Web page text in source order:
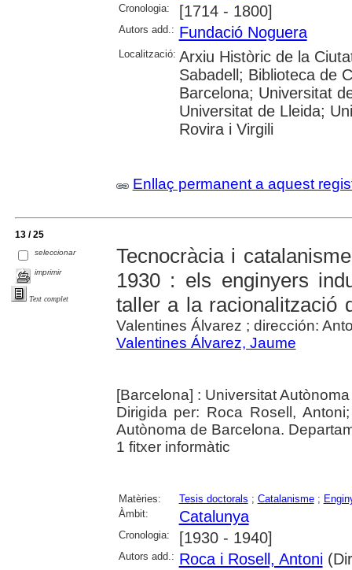
Cronologia: [1714 - 1800]
Autors add.: Fundació Noguera
Localització: Arxiu Històric de la
Sabadell; Biblioteca de
Barcelona; Universitat
Universitat de Lleida;
Rovira i Virgili
Enllaç permanent a aquest
13 / 25
seleccionar
imprimir
Text complet
Tecnocràcia i
1930 : els enginyers
taller a la racionalització
Valentines Álvarez ; dirección:
Valentines Álvarez, Jaume
[Barcelona] : Universitat
Dirigida per: Roca Rosell,
Autònoma de Barcelona.
1 fitxer informàtic
Matèries: Tesis doctorals ; Catalanisme;
Àmbit:
Catalunya
Cronologia: [1930 - 1940]
Autors add.: Roca i Rosell, Antoni